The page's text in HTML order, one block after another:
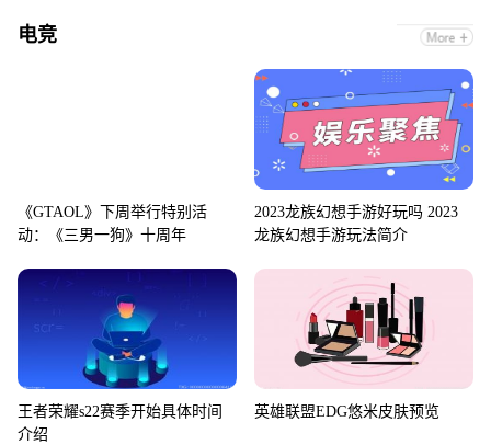
电竞
《GTAOL》下周举行特别活
动：《三男一狗》十周年
2023龙族幻想手游好玩吗 2023
龙族幻想手游玩法简介
王者荣耀s22赛季开始具体时间
介绍
英雄联盟EDG悠米皮肤预览